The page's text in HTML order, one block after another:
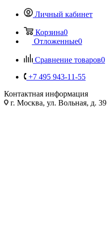
Личный кабинет
Корзина0
Отложенные0
Сравнение товаров0
+7 495 943-11-55
Контактная информация
г. Москва, ул. Вольная, д. 39